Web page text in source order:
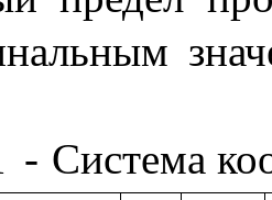
- Система